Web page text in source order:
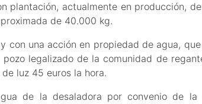
plantación, actualmente en producción,
de 40.000 kg.
con una acción en propiedad de agua,
legalizado de la comunidad de
luz 45 euros la hora.
de la desaladora por convenio de la